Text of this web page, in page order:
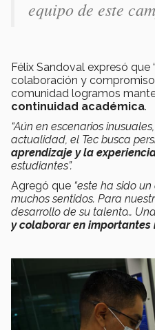
equipo de este
Félix Sandoval expresó que
colaboración y
comunidad logramos
continuidad académica.
“Aún en escenarios
actualidad, el Tec busca
aprendizaje y la
estudiantes”.
Agregó que “este ha sido
muchos sentidos. Para
desarrollo de su talento…
y colaborar en importantes